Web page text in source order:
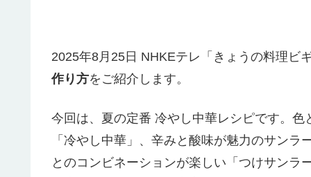
2025年8月25日 NHKEテレ「きょうの料理ビ
作り方をご紹介します。
今回は、夏の定番 冷やし中華レシピです。
「冷やし中華」、辛みと酸味が魅力のサン
とのコンビネーションが楽しい「つけサンラ